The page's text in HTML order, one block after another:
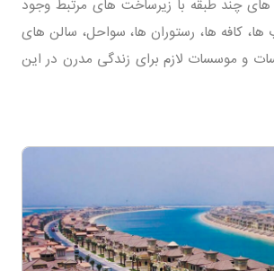
چند طبقه با زیرساخت های مرتبط وجود
ها، کافه ها، رستوران ها، سواحل، سالن های
و موسسات لازم برای زندگی مدرن در این